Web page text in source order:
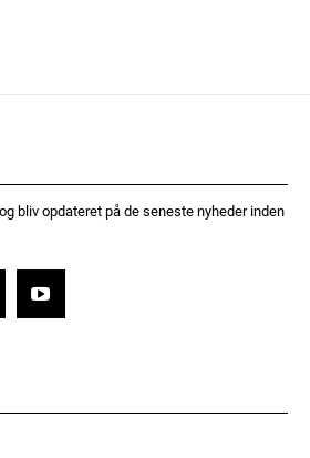
bliv opdateret på de seneste nyheder inden